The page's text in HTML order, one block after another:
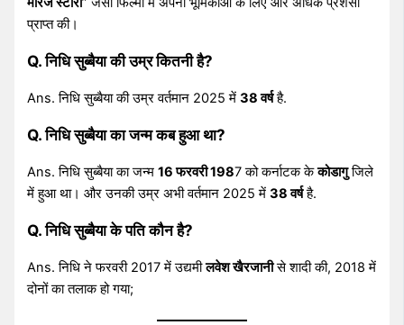
प्राप्त की।
Q. निधि सुब्बैया की उम्र कितनी है?
Ans. निधि सुब्बैया की उम्र वर्तमान 2025 में38 वर्षहै.
Q. निधि सुब्बैया का जन्म कब हुआ था?
Ans. निधि सुब्बैया का जन्म16 फरवरी 1987 को कर्नाटक केकोडागुजिले
में हुआ था। और उनकी उम्र अभी वर्तमान 2025 में38 वर्षहै.
Q. निधि सुब्बैया के पति कौन है?
Ans. निधि ने फरवरी 2017 में उद्यमीलवेश खैरजानीसे शादी की, 2018 में
दोनों का तलाक हो गया;